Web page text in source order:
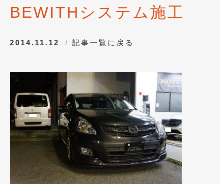
2025年10月(1)
2024年12月 (1)
2024年7月
2024年6月(1)
2024年4月(1)
2024年1月
2023年12月 (2)
2023年11月(1)
BEWITHシステム施工
2014.11.12 記事一覧に戻る